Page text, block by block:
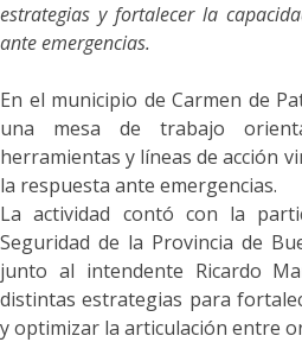
estrategias y fortalecer la
ante emergencias.
En el municipio de Carmen de
una mesa de trabajo
herramientas y líneas de acción
la respuesta ante emergencias.
La actividad contó con la
Seguridad de la Provincia de
junto al intendente Ricardo
distintas estrategias para
y optimizar la articulación entre